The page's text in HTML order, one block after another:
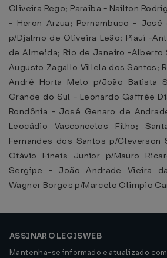
Oliveira Rego; Paraíba - Nailton
- Heron Arzua; Pernambuco - José
p/Djalmo de Oliveira Leão; Piauí -
de Almeida; Rio de Janeiro -Alberto
Augusto Zagallo Villela dos Santos;
André Horta Melo p/João Batista
Grande do Sul - Leonardo Gaffrée
Rondônia - José Genaro de
Leocádio Vasconcelos Filho;
Fernandes dos Santos p/Cleverson
Otávio Fineis Junior p/Mauro
Sergipe - João Andrade Vieira
Wagner Borges p/Marcelo Olímpio
ASSINAR O LEGISWEB
Mantenha-se informado e atualizado